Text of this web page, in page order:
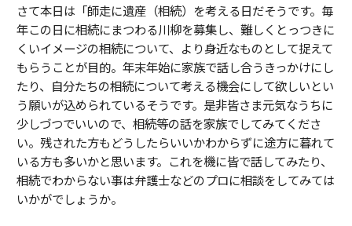
さて本日は「師走に遺産（相続）を考える日だそうです。毎
年この日に相続にまつわる川柳を募集し、難しくとっつきに
くいイメージの相続について、より身近なものとして捉えて
もらうことが目的。年末年始に家族で話し合うきっかけにし
たり、自分たちの相続について考える機会にして欲しいとい
う願いが込められているそうです。是非皆さま元気なうちに
少しづつでいいので、相続等の話を家族でしてみてくださ
い。残された方もどうしたらいいかわからずに途方に暮れて
いる方も多いかと思います。これを機に皆で話してみたり、
相続でわからない事は弁護士などのプロに相談をしてみては
いかがでしょうか。